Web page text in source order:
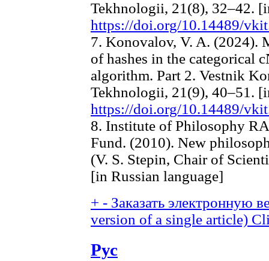
Tekhnologii, 21(8), 32–42.
https://doi.org/10.14489/
7. Konovalov, V. A. (2024).
of hashes in the categorical
algorithm. Part 2. Vestnik
Tekhnologii, 21(9), 40–51.
https://doi.org/10.14489/
8. Institute of Philosophy
Fund. (2010). New
(V. S. Stepin, Chair of
[in Russian language]
+ - Заказать электронную
version of a single article)
Рус